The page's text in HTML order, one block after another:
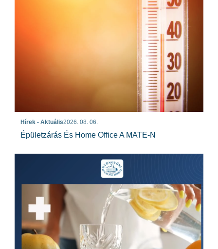
Hírek - Aktuális2026. 08. 06.
Épületzárás És Home Office A MATE-N